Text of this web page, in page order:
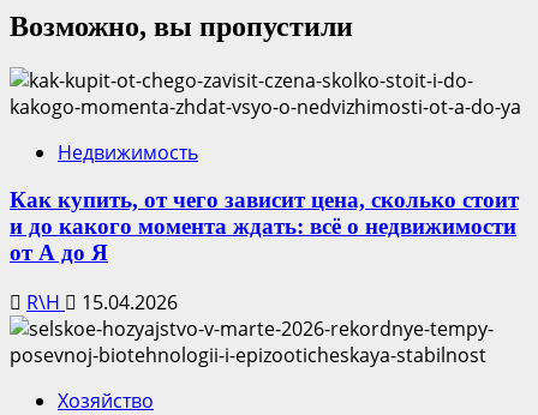
Возможно, вы пропустили
Недвижимость
Как купить, от чего зависит цена, сколько стоит
и до какого момента ждать: всё о недвижимости
от А до Я
R\H 15.04.2026
Хозяйство